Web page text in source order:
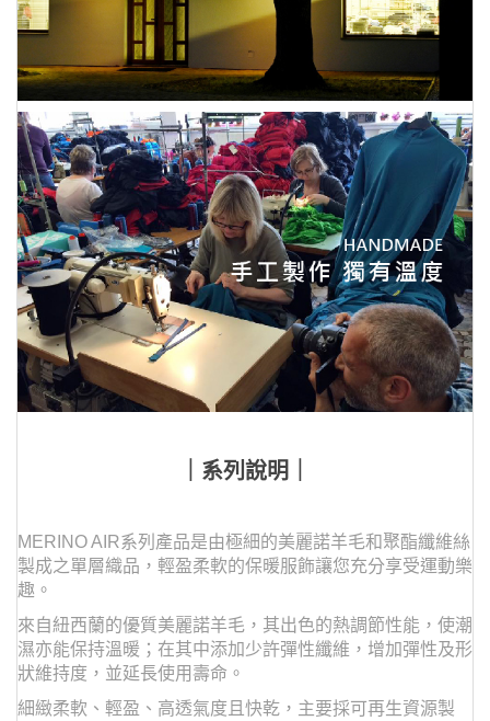
｜系列說明｜
MERINO AIR系列產品是由極細的美麗諾羊毛和聚酯纖維絲
製成之單層織品，輕盈柔軟的保暖服飾讓您充分享受運動樂
趣。
來自紐西蘭的優質美麗諾羊毛，其出色的熱調節性能，使潮
濕亦能保持溫暖；在其中添加少許彈性纖維，增加彈性及形
狀維持度，並延長使用壽命。
細緻柔軟、輕盈、高透氣度且快乾，主要採可再生資源製